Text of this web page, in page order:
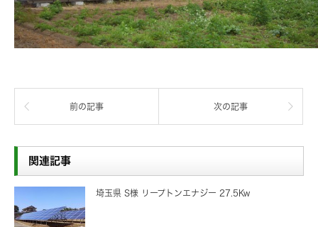
前の記事 次の記事
関連記事
埼玉県 S様 リープトンエナジー 27.5Kw